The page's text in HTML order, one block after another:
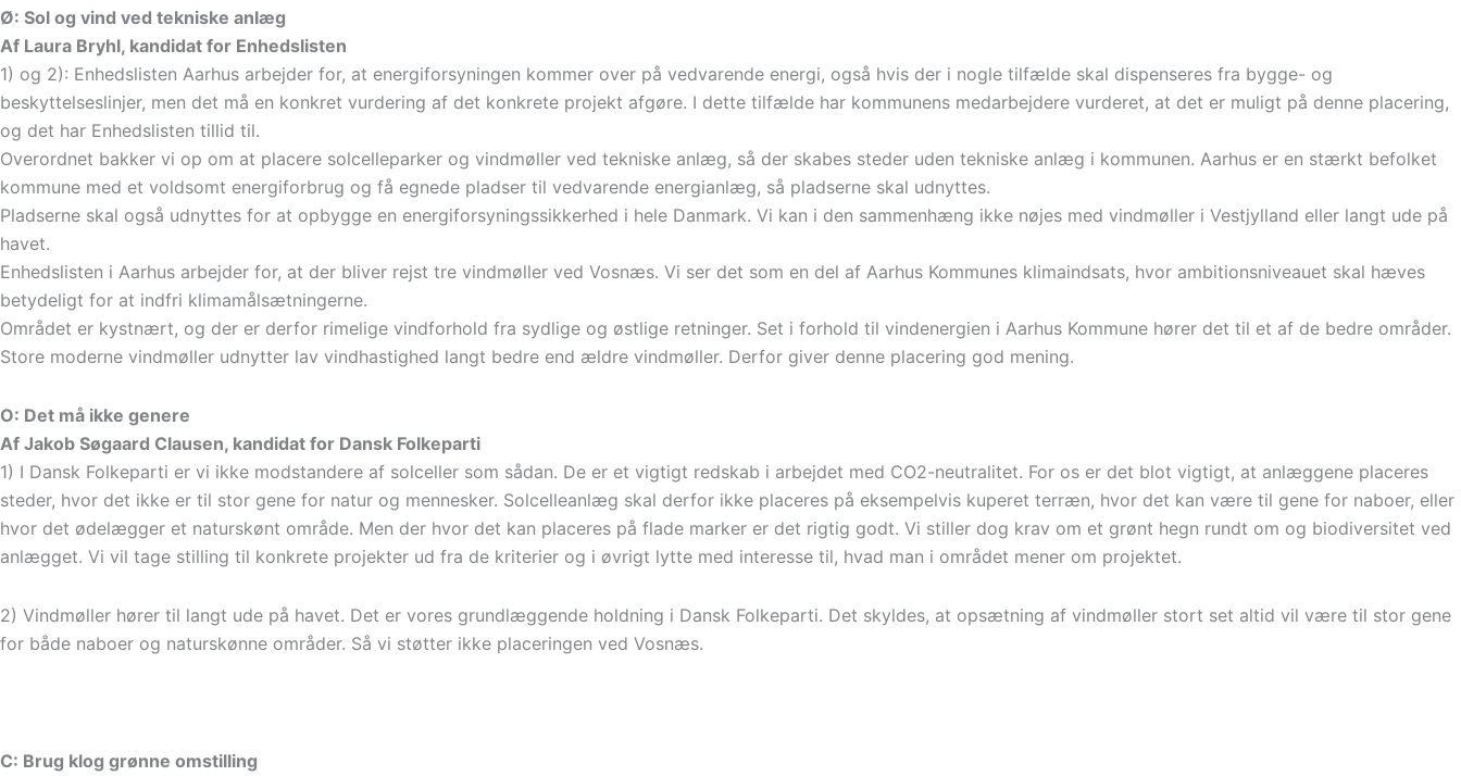
Ø: Sol og vind ved tekniske anlæg
Af Laura Bryhl, kandidat for Enhedslisten
1) og 2): Enhedslisten Aarhus arbejder for, at energiforsyningen kommer over på vedvarende energi, også hvis der i nogle tilfælde skal dispenseres fra bygge- og
beskyttelseslinjer, men det må en konkret vurdering af det konkrete projekt afgøre. I dette tilfælde har kommunens medarbejdere vurderet, at det er muligt på denne placering,
og det har Enhedslisten tillid til.
Overordnet bakker vi op om at placere solcelleparker og vindmøller ved tekniske anlæg, så der skabes steder uden tekniske anlæg i kommunen. Aarhus er en stærkt befolket
kommune med et voldsomt energiforbrug og få egnede pladser til vedvarende energianlæg, så pladserne skal udnyttes.
Pladserne skal også udnyttes for at opbygge en energiforsyningssikkerhed i hele Danmark. Vi kan i den sammenhæng ikke nøjes med vindmøller i Vestjylland eller langt ude på
havet.
Enhedslisten i Aarhus arbejder for, at der bliver rejst tre vindmøller ved Vosnæs. Vi ser det som en del af Aarhus Kommunes klimaindsats, hvor ambitionsniveauet skal hæves
betydeligt for at indfri klimamålsætningerne.
Området er kystnært, og der er derfor rimelige vindforhold fra sydlige og østlige retninger. Set i forhold til vindenergien i Aarhus Kommune hører det til et af de bedre områder.
Store moderne vindmøller udnytter lav vindhastighed langt bedre end ældre vindmøller. Derfor giver denne placering god mening.
O: Det må ikke genere
Af Jakob Søgaard Clausen, kandidat for Dansk Folkeparti
1) I Dansk Folkeparti er vi ikke modstandere af solceller som sådan. De er et vigtigt redskab i arbejdet med CO2-neutralitet. For os er det blot vigtigt, at anlæggene placeres
steder, hvor det ikke er til stor gene for natur og mennesker. Solcelleanlæg skal derfor ikke placeres på eksempelvis kuperet terræn, hvor det kan være til gene for naboer, eller
hvor det ødelægger et naturskønt område. Men der hvor det kan placeres på flade marker er det rigtig godt. Vi stiller dog krav om et grønt hegn rundt om og biodiversitet ved
anlægget. Vi vil tage stilling til konkrete projekter ud fra de kriterier og i øvrigt lytte med interesse til, hvad man i området mener om projektet.
2) Vindmøller hører til langt ude på havet. Det er vores grundlæggende holdning i Dansk Folkeparti. Det skyldes, at opsætning af vindmøller stort set altid vil være til stor gene
for både naboer og naturskønne områder. Så vi støtter ikke placeringen ved Vosnæs.
C: Brug klog grønne omstilling